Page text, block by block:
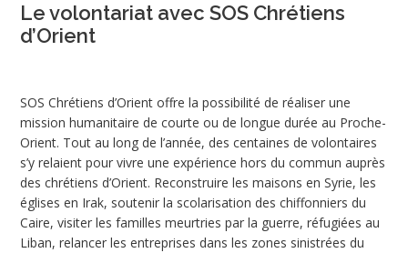
Le volontariat avec SOS Chrétiens
d’Orient
SOS Chrétiens d’Orient offre la possibilité de réaliser une
mission humanitaire de courte ou de longue durée au Proche-
Orient. Tout au long de l’année, des centaines de volontaires
s’y relaient pour vivre une expérience hors du commun auprès
des chrétiens d’Orient. Reconstruire les maisons en Syrie, les
églises en Irak, soutenir la scolarisation des chiffonniers du
Caire, visiter les familles meurtries par la guerre, réfugiées au
Liban, relancer les entreprises dans les zones sinistrées du